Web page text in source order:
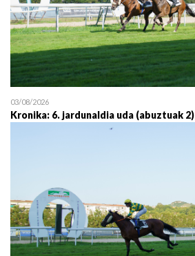
03/08/2026
Kronika: 6. jardunaldia uda (abuztuak 2)